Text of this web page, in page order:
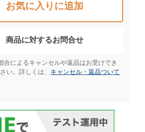
お気に入りに追加
商品に対するお問合せ​
合によるキャンセルや返品はお受けでき
い。詳しくは、 キャンセル・返品ついて